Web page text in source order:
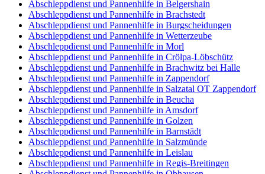
Abschleppdienst und Pannenhilfe in Belgershain
Abschleppdienst und Pannenhilfe in Brachstedt
Abschleppdienst und Pannenhilfe in Burgscheidungen
Abschleppdienst und Pannenhilfe in Wetterzeube
Abschleppdienst und Pannenhilfe in Morl
Abschleppdienst und Pannenhilfe in Crölpa-Löbschütz
Abschleppdienst und Pannenhilfe in Brachwitz bei Halle
Abschleppdienst und Pannenhilfe in Zappendorf
Abschleppdienst und Pannenhilfe in Salzatal OT Zappendorf
Abschleppdienst und Pannenhilfe in Beucha
Abschleppdienst und Pannenhilfe in Amsdorf
Abschleppdienst und Pannenhilfe in Golzen
Abschleppdienst und Pannenhilfe in Barnstädt
Abschleppdienst und Pannenhilfe in Salzmünde
Abschleppdienst und Pannenhilfe in Leislau
Abschleppdienst und Pannenhilfe in Regis-Breitingen